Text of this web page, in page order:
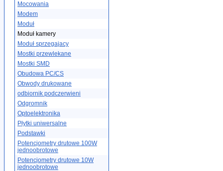
Mocowania
Modem
Moduł
Moduł kamery
Moduł sprzegajacy
Mostki przewlekane
Mostki SMD
Obudowa PC/CS
Obwody drukowane
odbiornik podczerwieni
Odgromnik
Optoelektronika
Płytki uniwersalne
Podstawki
Potencjometry drutowe 100W
jednoobrotowe
Potencjometry drutowe 10W
jednoobrotowe